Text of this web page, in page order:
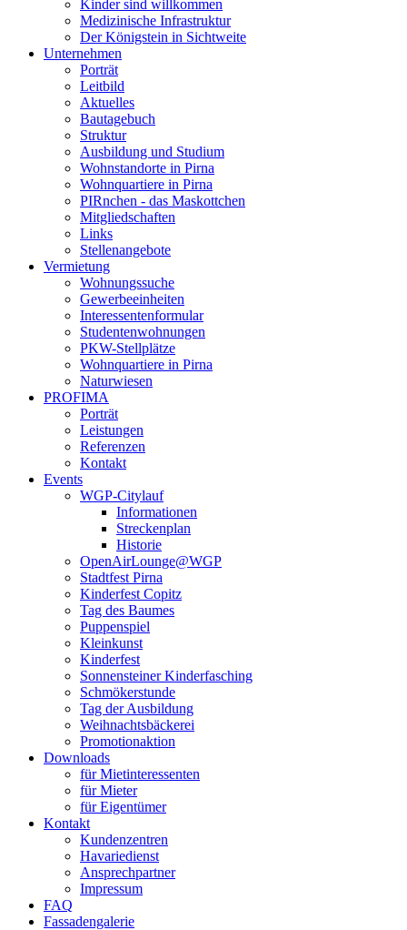
Kinder sind willkommen
Medizinische Infrastruktur
Der Königstein in Sichtweite
Unternehmen
Porträt
Leitbild
Aktuelles
Bautagebuch
Struktur
Ausbildung und Studium
Wohnstandorte in Pirna
Wohnquartiere in Pirna
PIRnchen - das Maskottchen
Mitgliedschaften
Links
Stellenangebote
Vermietung
Wohnungssuche
Gewerbeeinheiten
Interessentenformular
Studentenwohnungen
PKW-Stellplätze
Wohnquartiere in Pirna
Naturwiesen
PROFIMA
Porträt
Leistungen
Referenzen
Kontakt
Events
WGP-Citylauf
Informationen
Streckenplan
Historie
OpenAirLounge@WGP
Stadtfest Pirna
Kinderfest Copitz
Tag des Baumes
Puppenspiel
Kleinkunst
Kinderfest
Sonnensteiner Kinderfasching
Schmökerstunde
Tag der Ausbildung
Weihnachtsbäckerei
Promotionaktion
Downloads
für Mietinteressenten
für Mieter
für Eigentümer
Kontakt
Kundenzentren
Havariedienst
Ansprechpartner
Impressum
FAQ
Fassadengalerie